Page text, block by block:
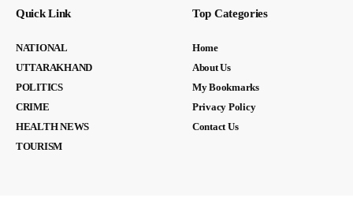
Quick Link
NATIONAL
UTTARAKHAND
POLITICS
CRIME
HEALTH NEWS
TOURISM
Top Categories
Home
About Us
My Bookmarks
Privacy Policy
Contact Us